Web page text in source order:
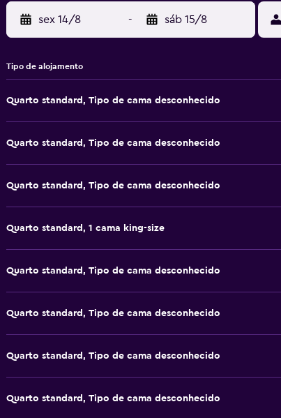
sex 14/8 - sáb 15/8
Tipo de alojamento
Quarto standard, Tipo de cama desconhecido
Quarto standard, Tipo de cama desconhecido
Quarto standard, Tipo de cama desconhecido
Quarto standard, 1 cama king-size
Quarto standard, Tipo de cama desconhecido
Quarto standard, Tipo de cama desconhecido
Quarto standard, Tipo de cama desconhecido
Quarto standard, Tipo de cama desconhecido